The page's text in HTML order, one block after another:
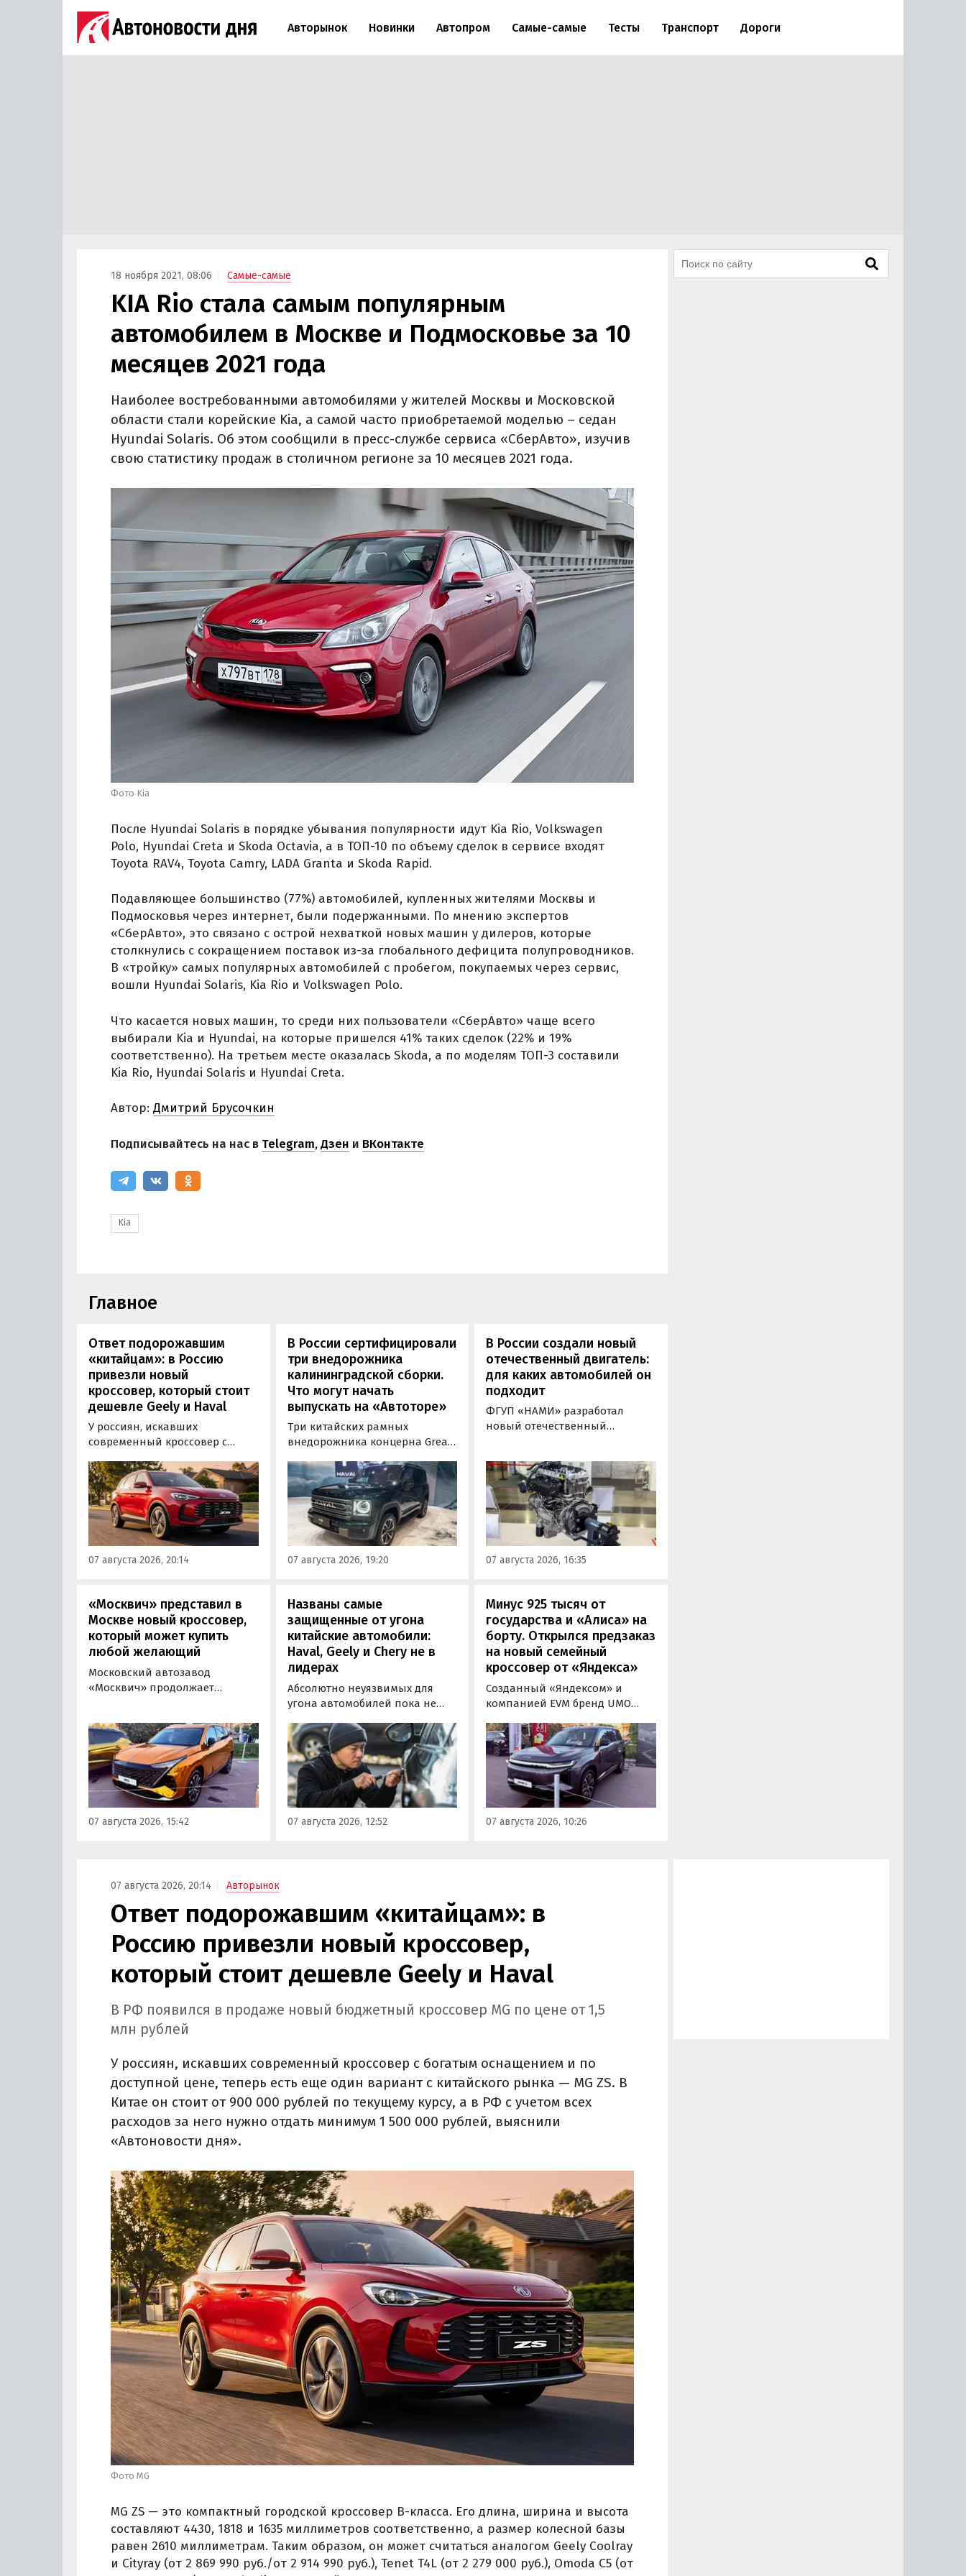
Авторынок Новинки Автопром Самые-самые Тесты Транспорт Дороги
18 ноября 2021, 08:06 Самые-самые
KIA Rio стала самым популярным
автомобилем в Москве и Подмосковье за 10
месяцев 2021 года
Наиболее востребованными автомобилями у жителей Москвы и Московской
области стали корейские Kia, а самой часто приобретаемой моделью – седан
Hyundai Solaris. Об этом сообщили в пресс-службе сервиса «СберАвто», изучив
свою статистику продаж в столичном регионе за 10 месяцев 2021 года.
Фото Kia
После Hyundai Solaris в порядке убывания популярности идут Kia Rio, Volkswagen
Polo, Hyundai Creta и Skoda Octavia, а в ТОП-10 по объему сделок в сервисе входят
Toyota RAV4, Toyota Camry, LADA Granta и Skoda Rapid.
Подавляющее большинство (77%) автомобилей, купленных жителями Москвы и
Подмосковья через интернет, были подержанными. По мнению экспертов
«СберАвто», это связано с острой нехваткой новых машин у дилеров, которые
столкнулись с сокращением поставок из-за глобального дефицита полупроводников.
В «тройку» самых популярных автомобилей с пробегом, покупаемых через сервис,
вошли Hyundai Solaris, Kia Rio и Volkswagen Polo.
Что касается новых машин, то среди них пользователи «СберАвто» чаще всего
выбирали Kia и Hyundai, на которые пришелся 41% таких сделок (22% и 19%
соответственно). На третьем месте оказалась Skoda, а по моделям ТОП-3 составили
Kia Rio, Hyundai Solaris и Hyundai Creta.
Автор: Дмитрий Брусочкин
Подписывайтесь на нас в Telegram,Дзен и ВКонтакте
Kia
Главное
Ответ подорожавшим
«китайцам»: в Россию
привезли новый
кроссовер, который стоит
дешевле Geely и Haval
У россиян, искавших
современный кроссовер с
доступной цене, теперь есть
еще один вариант с китайского
рынка — MG ZS. В Китае он
стоит от 900 000 рублей по
текущему курсу, а в РФ с учетом
всех расходов за него нужно
отдать минимум 1 500 000
07 августа 2026, 20:14
В России сертифицировали
три внедорожника
калининградской сборки.
Что могут начать
выпускать на «Автоторе»
Три китайских рамных
внедорожника концерна Great
калининградском заводе
«Автотор». Речь о Haval H9,
Tank 400 и Tank 500, которые
успешно прошли
сертификацию и получили
Одобрения типа
транспортного средства (ОТТС).
07 августа 2026, 19:20
В России создали новый
отечественный двигатель:
для каких автомобилей он
подходит
ФГУП «НАМИ» разработал
новый отечественный
получивший индекс 414320.
Корреспонденту
«Автоновостей дня» удалось
лично ознакомиться с
новинкой на выставке
«Иннопром» в Екатеринбурге.
07 августа 2026, 16:35
«Москвич» представил в
Москве новый кроссовер,
который может купить
любой желающий
Московский автозавод
«Москвич» продолжает
которые сейчас растет. На днях
на автомобильном фестивале
«ПроДвижение» на ВДНХ в
Москве в числе прочих
моделей «Москвича» был
представлен семиместный
кроссовер М90.
07 августа 2026, 15:42
Названы самые
защищенные от угона
китайские автомобили:
Haval, Geely и Chery не в
лидерах
Абсолютно неуязвимых для
угона автомобилей пока не
могут доставить
злоумышленникам больше
всего сложностей. Из китайских
машин таковыми сегодня
являются модели Li и BYD,
сообщил в эфире радио РБК
учредитель федерального
07 августа 2026, 12:52
Минус 925 тысяч от
государства и «Алиса» на
борту. Открылся предзаказ
на новый семейный
кроссовер от «Яндекса»
Созданный «Яндексом» и
компанией EVM бренд UMO
на свою вторую модель
- полноразмерный гибридный
кроссовер UMO 8 с полным
приводом. Его уже можно
заказать в двух версиях: Max за
5 915 000 рублей и Ultra за 6 415
000 рублей без учета
07 августа 2026, 10:26
07 августа 2026, 20:14 Авторынок
Ответ подорожавшим «китайцам»: в
Россию привезли новый кроссовер,
который стоит дешевле Geely и Haval
В РФ появился в продаже новый бюджетный кроссовер MG по цене от 1,5
млн рублей
У россиян, искавших современный кроссовер с богатым оснащением и по
доступной цене, теперь есть еще один вариант с китайского рынка — MG ZS. В
Китае он стоит от 900 000 рублей по текущему курсу, а в РФ с учетом всех
расходов за него нужно отдать минимум 1 500 000 рублей, выяснили
«Автоновости дня».
Фото MG
MG ZS — это компактный городской кроссовер B-класса. Его длина, ширина и высота
составляют 4430, 1818 и 1635 миллиметров соответственно, а размер колесной базы
равен 2610 миллиметрам. Таким образом, он может считаться аналогом Geely Coolray
и Cityray (от 2 869 990 руб./от 2 914 990 руб.), Tenet T4L (от 2 279 000 руб.), Omoda C5 (от